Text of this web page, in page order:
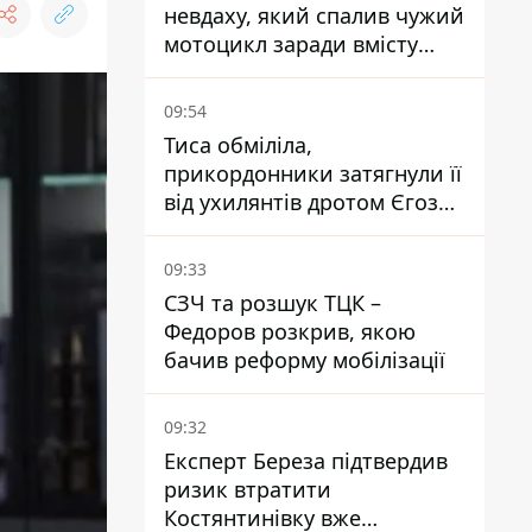
невдаху, який спалив чужий
мотоцикл заради вмісту
багажника
09:54
Тиса обміліла,
прикордонники затягнули її
від ухилянтів дротом Єгоза,
який вбиває диких тварин -
правозахисники бʼють на
09:33
СЗЧ та розшук ТЦК –
Федоров розкрив, якою
бачив реформу мобілізації
09:32
Експерт Береза підтвердив
ризик втратити
Костянтинівку вже